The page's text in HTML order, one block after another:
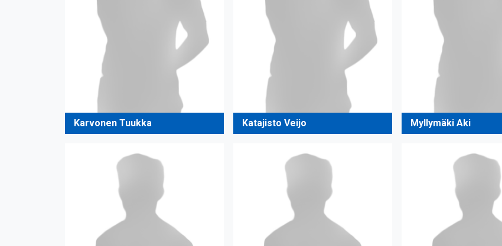
Karvonen Tuukka Katajisto Veijo Myllymäki Aki